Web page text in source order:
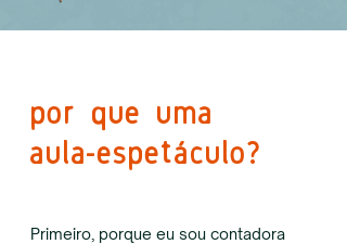
por que uma
aula-espetáculo?
Primeiro, porque eu sou contadora